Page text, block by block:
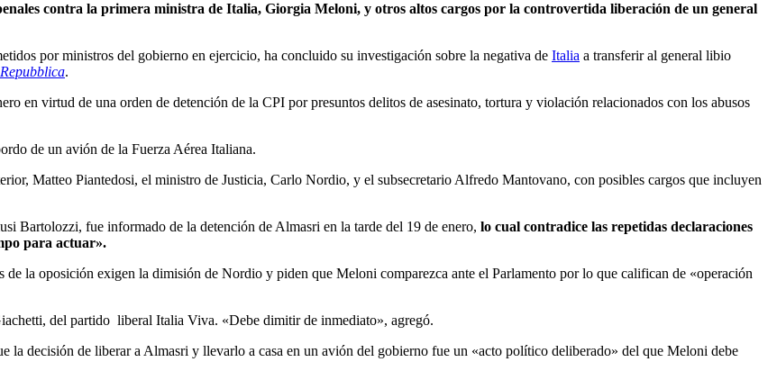
contra la primera ministra de Italia, Giorgia Meloni, y otros altos cargos por la controvertida liberación de un general
por ministros del gobierno en ejercicio, ha concluido su investigación sobre la negativa de Italia a transferir al general libio
.
en virtud de una orden de detención de la CPI por presuntos delitos de asesinato, tortura y violación relacionados con los abusos
de un avión de la Fuerza Aérea Italiana.
Matteo Piantedosi, el ministro de Justicia, Carlo Nordio, y el subsecretario Alfredo Mantovano, con posibles cargos que incluyen
Bartolozzi, fue informado de la detención de Almasri en la tarde del 19 de enero, lo cual contradice las repetidas declaraciones
para actuar».
la oposición exigen la dimisión de Nordio y piden que Meloni comparezca ante el Parlamento por lo que califican de «operación
del partido liberal Italia Viva. «Debe dimitir de inmediato», agregó.
decisión de liberar a Almasri y llevarlo a casa en un avión del gobierno fue un «acto político deliberado» del que Meloni debe